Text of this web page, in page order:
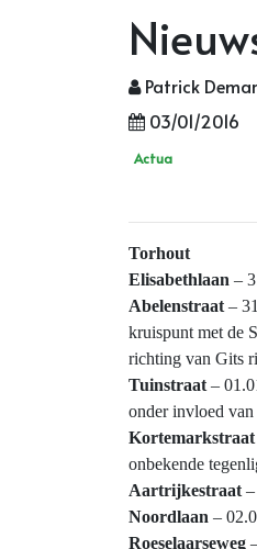
Patrick
03/01/2016
Actua
Torhout
Elisabethlaan –
Abelenstraat –
kruispunt met de
richting van Gits
Tuinstraat –
onder invloed
Kortemarkstraat
onbekende
Aartrijkestraat
Noordlaan –
Roeselaarseweg